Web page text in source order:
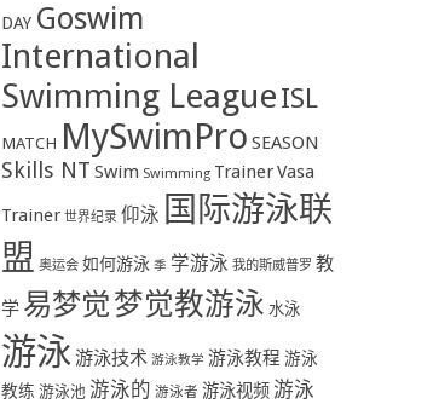
DAY Goswim
International
Swimming LeagueISL
MATCH MySwimPro SEASON
Skills NT Swim Swimming TrainerVasa
Trainer 世界纪录 仰泳 国际游泳联
盟 奥运会 如何游泳 季 学游泳 我的斯威普罗 教
学 易梦觉梦觉教游泳 水泳
游泳游泳技术 游泳教学 游泳教程 游泳
教练 游泳池 游泳的 游泳者 游泳视频 游泳